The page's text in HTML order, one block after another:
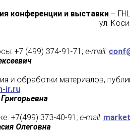
конференции и выставки –
9, г.
+7 (499) 374-91-71; e-mail:
и обработки материалов,
ir.ru
+7(499) 373-40-91; e-mail:
Олеговна